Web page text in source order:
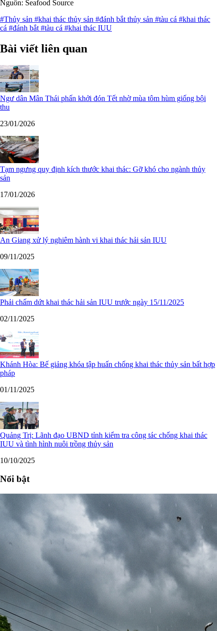
Nguồn: Seafood Source
#Thủy sản #khai thác thủy sản #đánh bắt thủy sản #tàu cá #khai thác
cá #đánh bắt #tàu cá #khai thác IUU
Bài viết liên quan
Ngư dân Mân Thái phấn khởi đón Tết nhờ mùa tôm hùm giống bội
thu
23/01/2026
Tạm ngưng quy định kích thước khai thác: Gỡ khó cho ngành thủy
sản
17/01/2026
An Giang xử lý nghiêm hành vi khai thác hải sản IUU
09/11/2025
Phải chấm dứt khai thác hải sản IUU trước ngày 15/11/2025
02/11/2025
Khánh Hòa: Bế giảng khóa tập huấn chống khai thác thủy sản bất hợp
pháp
01/11/2025
Quảng Trị: Lãnh đạo UBND tỉnh kiểm tra công tác chống khai thác
IUU và tình hình nuôi trồng thủy sản
10/10/2025
Nổi bật